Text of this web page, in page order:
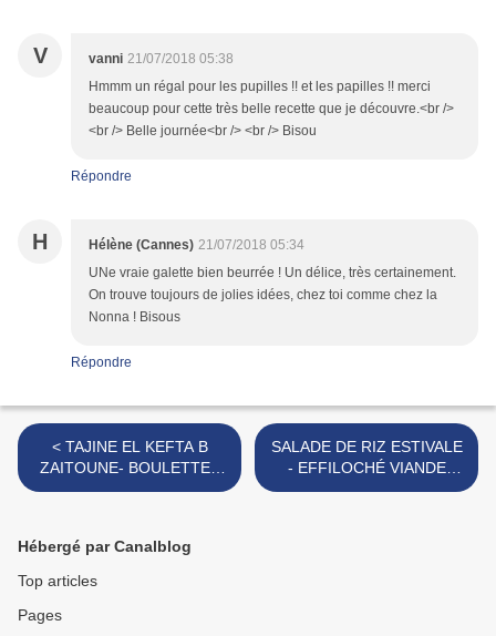
V vanni 21/07/2018 05:38
Hmmm un régal pour les pupilles !! et les papilles !! merci
beaucoup pour cette très belle recette que je découvre.<br />
<br /> Belle journée<br /> <br /> Bisou
Répondre
H Hélène (Cannes) 21/07/2018 05:34
UNe vraie galette bien beurrée ! Un délice, très certainement.
On trouve toujours de jolies idées, chez toi comme chez la
Nonna ! Bisous
Répondre
< TAJINE EL KEFTA B
ZAITOUNE- BOULETTES
DE POULET OLIVES
SALADE DE RIZ ESTIVALE
- EFFILOCHÉ VIANDE
FROIDE ET THON AUX
Hébergé par Canalblog
Top articles
Pages